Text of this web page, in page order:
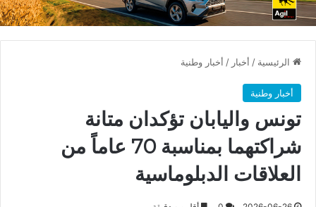
الرئيسية / أخبار / أخبار وطنية
أخبار وطنية
تونس واليابان تؤكدان متانة
شراكتهما بمناسبة 70 عاماً من
العلاقات الدبلوماسية